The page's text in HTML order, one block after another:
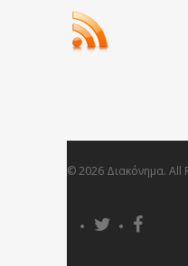
© 2026 Διακόνημα. All